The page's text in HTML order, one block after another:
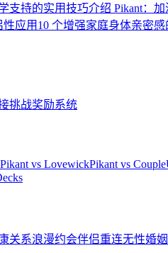
支持的实用技巧介绍 Pikant：
性应用 10 个增强家庭身体亲密
挑战奖励系统
Pikant vs LovewickPikant vs
关系浪漫约会伴侣重连无性婚姻